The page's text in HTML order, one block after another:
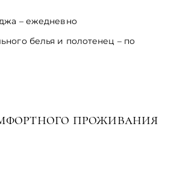
– ежедневно
белья и полотенец – по
проживания